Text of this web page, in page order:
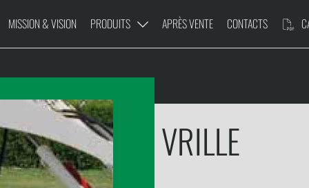
MISSION & VISION PRODUITS
PLATE-FORME
APRÈS VENTE CONTACTS
VRILLE